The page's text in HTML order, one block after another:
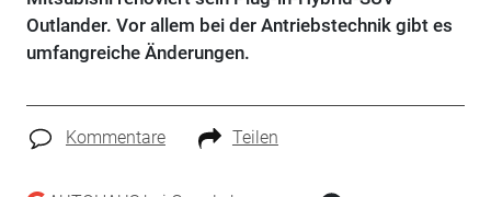
Outlander. Vor allem bei der Antriebstechnik gibt es
umfangreiche Änderungen.
Kommentare Teilen